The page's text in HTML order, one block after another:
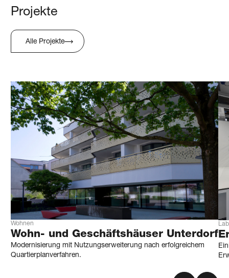
Projekte
Alle Projekte
Wohnen
Wohn- und Geschäfts­häuser Unterdorf
Modernisierung mit Nutzungserweiterung nach erfolgreichem
Quartierplanverfahren.